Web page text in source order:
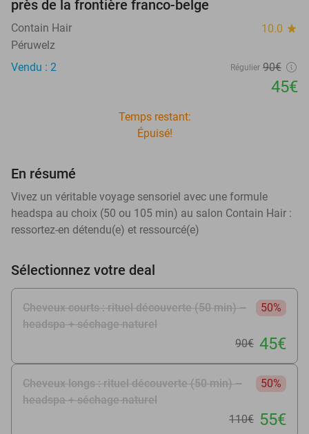
près de la frontière franco-belge
Contain Hair 10.0 star
Péruwelz
Vendu : 2
Régulier 90€
45€
Temps restant:
Épuisé!
En résumé
Vivez un véritable voyage sensoriel avec une formule
headspa au choix (50 ou 105 min) au salon Contain Hair :
ressortez-en détendu(e) et ressourcé(e)
Sélectionnez votre deal
Cheveux courts : rituel découverte (50 min) –
headspa + séchage naturel
50%
90€ 45€
Cheveux longs : rituel découverte (50 min) –
headspa + séchage naturel
50%
110€ 55€